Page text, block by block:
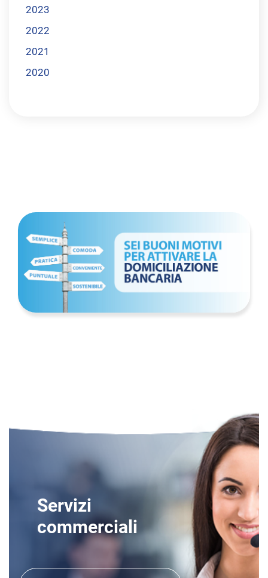
2023
2022
2021
2020
Servizi
commerciali